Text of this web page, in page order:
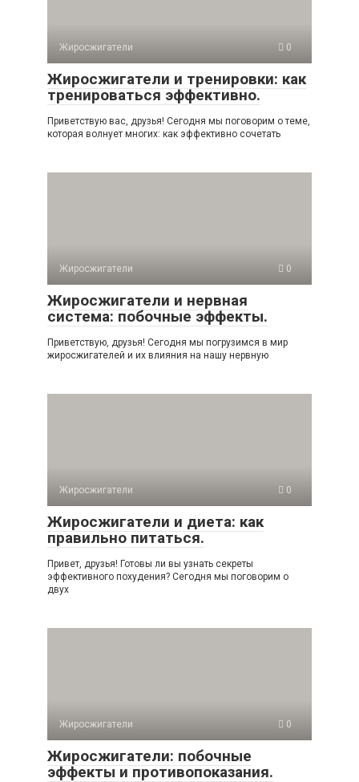
Жиросжигатели 0
Жиросжигатели и тренировки: как
тренироваться эффективно.
Приветствую вас, друзья! Сегодня мы поговорим о теме,
которая волнует многих: как эффективно сочетать
Жиросжигатели 0
Жиросжигатели и нервная
система: побочные эффекты.
Приветствую, друзья! Сегодня мы погрузимся в мир
жиросжигателей и их влияния на нашу нервную
Жиросжигатели 0
Жиросжигатели и диета: как
правильно питаться.
Привет, друзья! Готовы ли вы узнать секреты
эффективного похудения? Сегодня мы поговорим о
двух
Жиросжигатели 0
Жиросжигатели: побочные
эффекты и противопоказания.